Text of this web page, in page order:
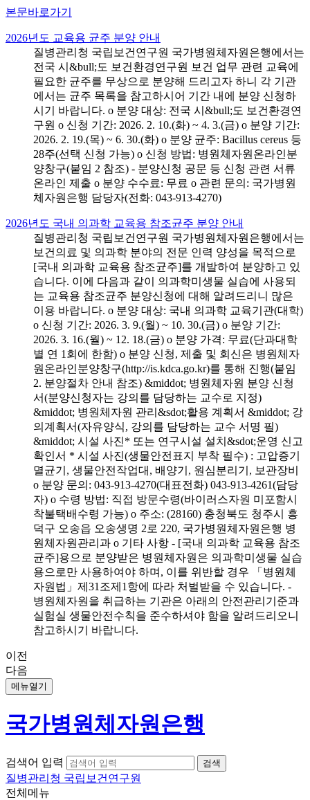
본문바로가기
2026년도 교육용 균주 분양 안내
질병관리청 국립보건연구원 국가병원체자원은행에서는
전국 시&bull;도 보건환경연구원 보건 업무 관련 교육에
필요한 균주를 무상으로 분양해 드리고자 하니 각 기관
에서는 균주 목록을 참고하시어 기간 내에 분양 신청하
시기 바랍니다. o 분양 대상: 전국 시&bull;도 보건환경연
구원 o 신청 기간: 2026. 2. 10.(화) ~ 4. 3.(금) o 분양 기간:
2026. 2. 19.(목) ~ 6. 30.(화) o 분양 균주: Bacillus cereus 등
28주(선택 신청 가능) o 신청 방법: 병원체자원온라인분
양창구(붙임 2 참조) - 분양신청 공문 등 신청 관련 서류
온라인 제출 o 분양 수수료: 무료 o 관련 문의: 국가병원
체자원은행 담당자(전화: 043-913-4270)
2026년도 국내 의과학 교육용 참조균주 분양 안내
질병관리청 국립보건연구원 국가병원체자원은행에서는
보건의료 및 의과학 분야의 전문 인력 양성을 목적으로
[국내 의과학 교육용 참조균주]를 개발하여 분양하고 있
습니다. 이에 다음과 같이 의과학미생물 실습에 사용되
는 교육용 참조균주 분양신청에 대해 알려드리니 많은
이용 바랍니다. o 분양 대상: 국내 의과학 교육기관(대학)
o 신청 기간: 2026. 3. 9.(월) ~ 10. 30.(금) o 분양 기간:
2026. 3. 16.(월) ~ 12. 18.(금) o 분양 가격: 무료(단과대학
별 연 1회에 한함) o 분양 신청, 제출 및 회신은 병원체자
원온라인분양창구(http://is.kdca.go.kr)를 통해 진행(붙임
2. 분양절차 안내 참조) &middot; 병원체자원 분양 신청
서(분양신청자는 강의를 담당하는 교수로 지정)
&middot; 병원체자원 관리&sdot;활용 계획서 &middot; 강
의계획서(자유양식, 강의를 담당하는 교수 서명 필)
&middot; 시설 사진* 또는 연구시설 설치&sdot;운영 신고
확인서 * 시설 사진(생물안전표지 부착 필수) : 고압증기
멸균기, 생물안전작업대, 배양기, 원심분리기, 보관장비
o 분양 문의: 043-913-4270(대표전화) 043-913-4261(담당
자) o 수령 방법: 직접 방문수령(바이러스자원 미포함시
착불택배수령 가능) o 주소: (28160) 충청북도 청주시 흥
덕구 오송읍 오송생명 2로 220, 국가병원체자원은행 병
원체자원관리과 o 기타 사항 - [국내 의과학 교육용 참조
균주]용으로 분양받은 병원체자원은 의과학미생물 실습
용으로만 사용하여야 하며, 이를 위반할 경우 「병원체
자원법」제31조제1항에 따라 처벌받을 수 있습니다. -
병원체자원을 취급하는 기관은 아래의 안전관리기준과
실험실 생물안전수칙을 준수하셔야 함을 알려드리오니
참고하시기 바랍니다.
이전
다음
메뉴열기
국가병원체자원은행
검색어 입력
질병관리청 국립보건연구원
전체메뉴